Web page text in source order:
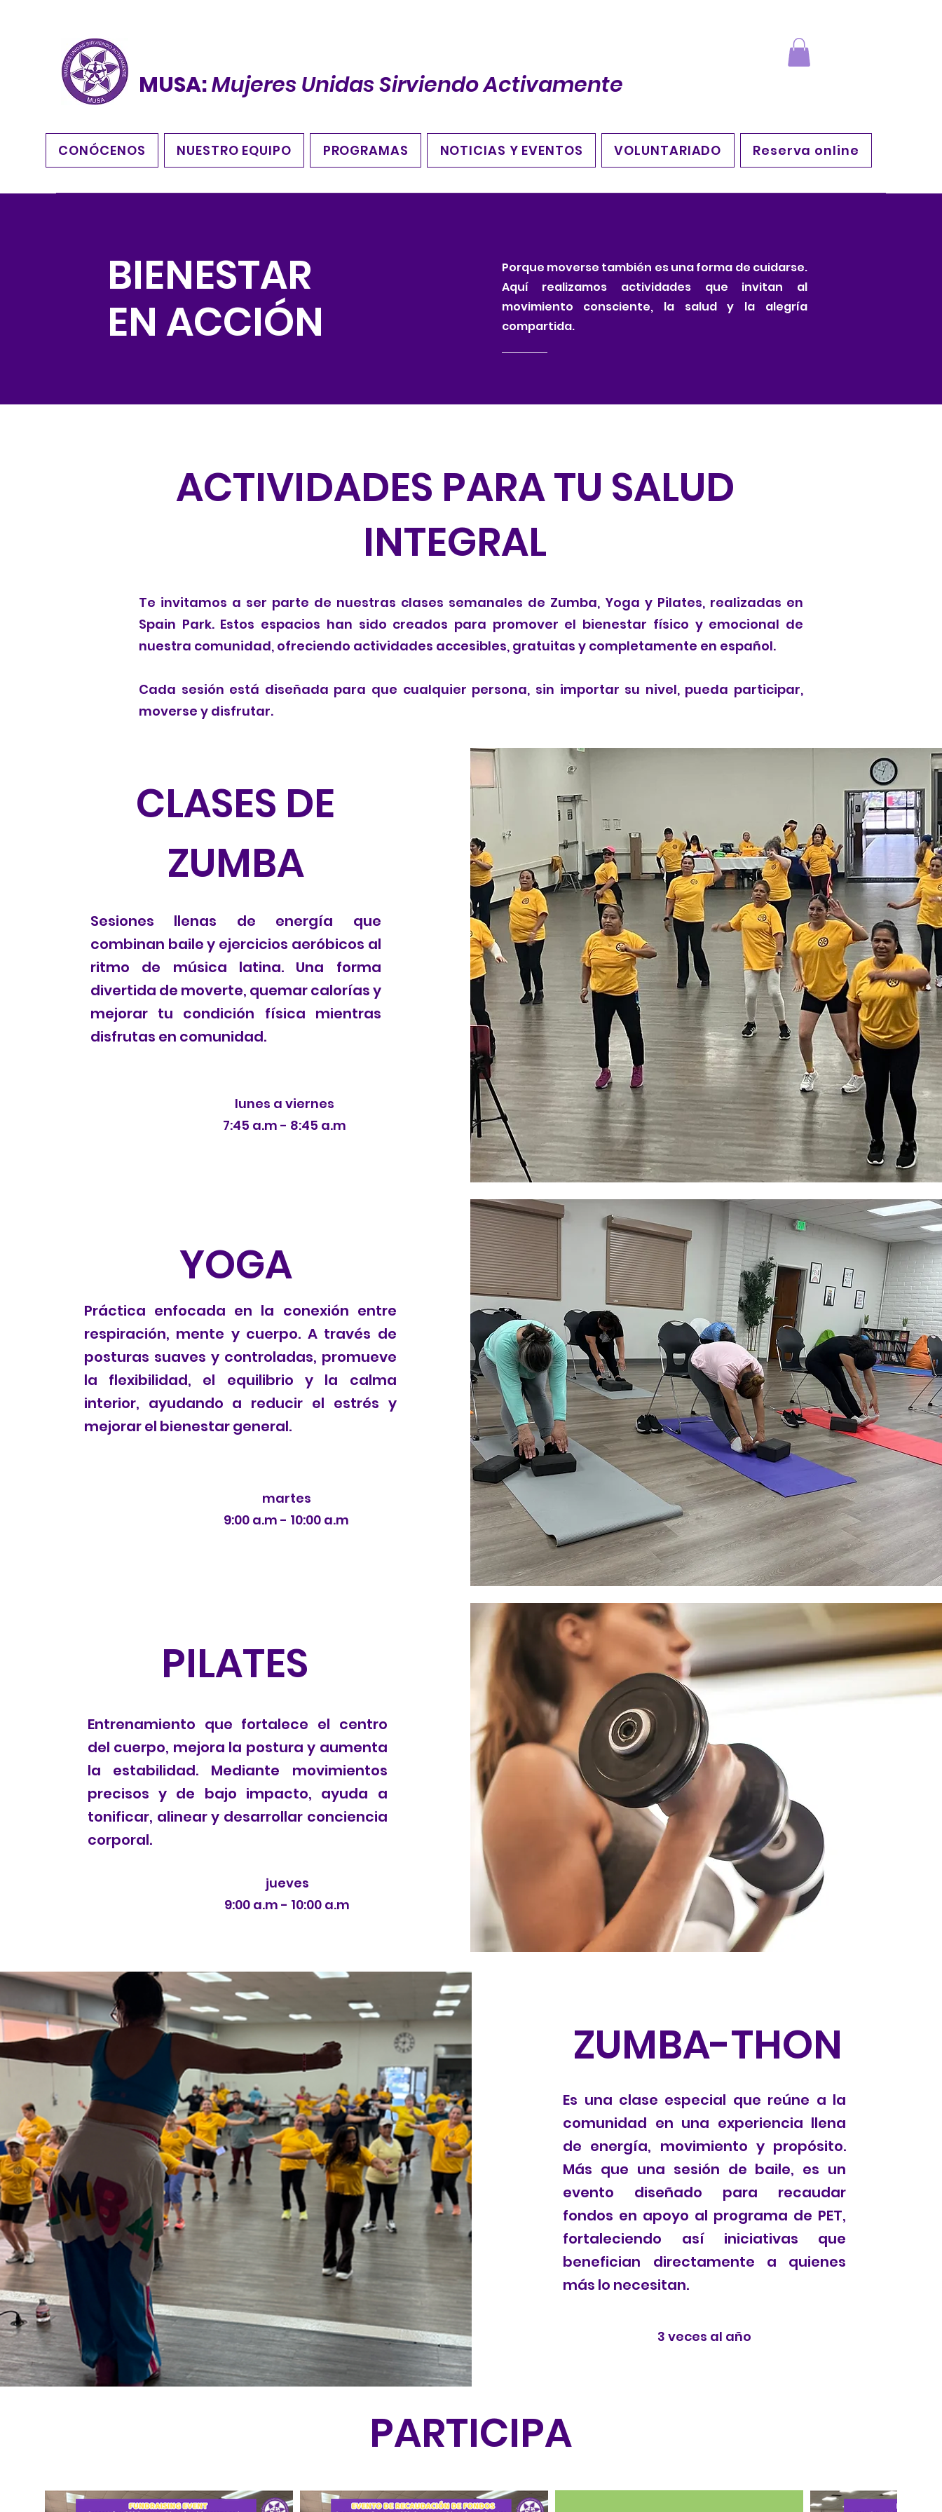
MUSA:Mujeres Unidas Sirviendo Activamente
CONÓCENOS NUESTRO EQUIPO PROGRAMAS NOTICIAS Y EVENTOS VOLUNTARIADO Reserva online
BIENESTAR
EN ACCIÓN
Porque moverse también es una forma de cuidarse.
Aquí realizamos actividades que invitan al
movimiento consciente, la salud y la alegría
compartida.
ACTIVIDADES PARA TU SALUD
INTEGRAL
Te invitamos a ser parte de nuestras clases semanales de Zumba, Yoga y Pilates, realizadas en
Spain Park. Estos espacios han sido creados para promover el bienestar físico y emocional de
nuestra comunidad, ofreciendo actividades accesibles, gratuitas y completamente en español.
Cada sesión está diseñada para que cualquier persona, sin importar su nivel, pueda participar,
moverse y disfrutar.
CLASES DE
ZUMBA
Sesiones llenas de energía que
combinan baile y ejercicios aeróbicos al
ritmo de música latina. Una forma
divertida de moverte, quemar calorías y
mejorar tu condición física mientras
disfrutas en comunidad.
lunes a viernes
7:45 a.m - 8:45 a.m
YOGA
Práctica enfocada en la conexión entre
respiración, mente y cuerpo. A través de
posturas suaves y controladas, promueve
la flexibilidad, el equilibrio y la calma
interior, ayudando a reducir el estrés y
mejorar el bienestar general.
martes
9:00 a.m - 10:00 a.m
PILATES
Entrenamiento que fortalece el centro
del cuerpo, mejora la postura y aumenta
la estabilidad. Mediante movimientos
precisos y de bajo impacto, ayuda a
tonificar, alinear y desarrollar conciencia
corporal.
jueves
9:00 a.m - 10:00 a.m
ZUMBA-THON
Es una clase especial que reúne a la
comunidad en una experiencia llena
de energía, movimiento y propósito.
Más que una sesión de baile, es un
evento diseñado para recaudar
fondos en apoyo al programa de PET,
fortaleciendo así iniciativas que
benefician directamente a quienes
más lo necesitan.
3 veces al año
PARTICIPA